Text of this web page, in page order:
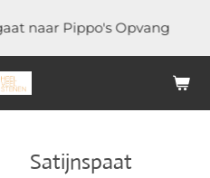
naar Pippo's Opvang
Satijnspaat